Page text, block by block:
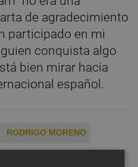
de agradecimiento
participado en mi
conquista algo
bien mirar hacia
español.
RODRIGO MORENO